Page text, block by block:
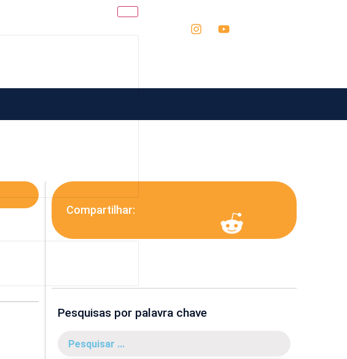
Compartilhar:
Pesquisas por palavra chave